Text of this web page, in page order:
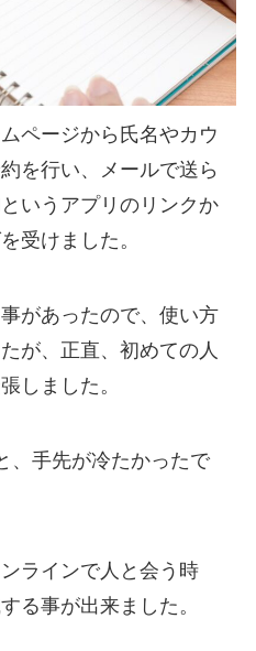
ページから氏名やカウ
を行い、メールで送ら
いうアプリのリンクか
受けました。
があったので、使い方
が、正直、初めての人
しました。
、手先が冷たかったで
ラインで人と会う時
る事が出来ました。